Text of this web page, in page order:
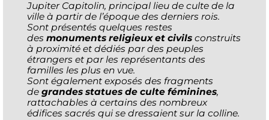
Jupiter Capitolin, principal lieu de culte de la
ville à partir de l’époque des derniers rois.
Sont présentés quelques restes
des monuments religieux et civils construits
à proximité et dédiés par des peuples
étrangers et par les représentants des
familles les plus en vue.
Sont également exposés des fragments
de grandes statues de culte féminines,
rattachables à certains des nombreux
édifices sacrés qui se dressaient sur la colline.